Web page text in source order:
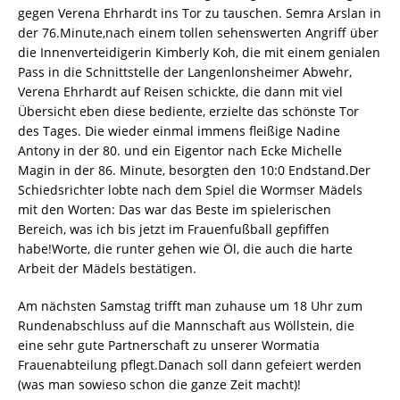
gegen Verena Ehrhardt ins Tor zu tauschen. Semra Arslan in
der 76.Minute,nach einem tollen sehenswerten Angriff über
die Innenverteidigerin Kimberly Koh, die mit einem genialen
Pass in die Schnittstelle der Langenlonsheimer Abwehr,
Verena Ehrhardt auf Reisen schickte, die dann mit viel
Übersicht eben diese bediente, erzielte das schönste Tor
des Tages. Die wieder einmal immens fleißige Nadine
Antony in der 80. und ein Eigentor nach Ecke Michelle
Magin in der 86. Minute, besorgten den 10:0 Endstand.Der
Schiedsrichter lobte nach dem Spiel die Wormser Mädels
mit den Worten: Das war das Beste im spielerischen
Bereich, was ich bis jetzt im Frauenfußball gepfiffen
habe!Worte, die runter gehen wie Öl, die auch die harte
Arbeit der Mädels bestätigen.
Am nächsten Samstag trifft man zuhause um 18 Uhr zum
Rundenabschluss auf die Mannschaft aus Wöllstein, die
eine sehr gute Partnerschaft zu unserer Wormatia
Frauenabteilung pflegt.Danach soll dann gefeiert werden
(was man sowieso schon die ganze Zeit macht)!